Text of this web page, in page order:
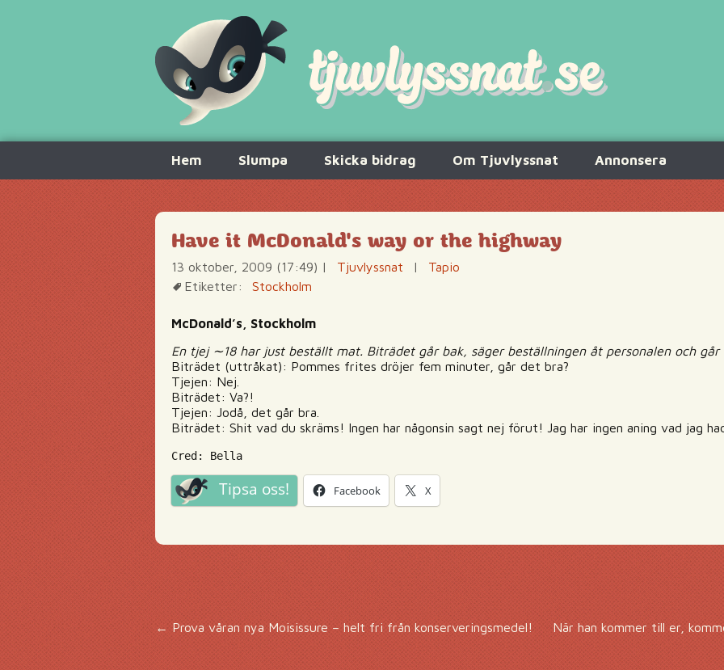
innehåll
Hem Slumpa Skicka bidrag Om Tjuvlyssnat Annonsera
Have it McDonald's way or the highway
13 oktober, 2009 (17:49) | Tjuvlyssnat |
Tapio
Etiketter:
Stockholm
McDonald’s, Stockholm
En tjej ∼18 har just beställt mat. Biträdet går bak, säger beställningen åt personalen och
Biträdet (uttråkat): Pommes frites dröjer fem minuter, går det bra?
Tjejen: Nej.
Biträdet: Va?!
Tjejen: Jodå, det går bra.
Biträdet: Shit vad du skräms! Ingen har någonsin sagt nej förut! Jag har ingen aning vad jag
Cred: Bella
Tipsa oss! Facebook X
Inläggsnavigering
←Prova våran nya Moisissure – helt fri från konserveringsmedel! När han kommer till er,